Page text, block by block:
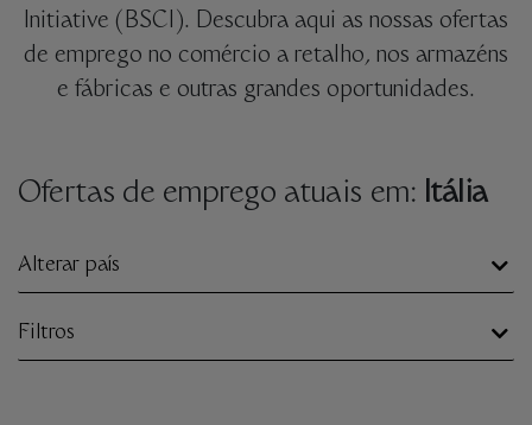
Initiative (BSCI). Descubra aqui as nossas ofertas
de emprego no comércio a retalho, nos armazéns
e fábricas e outras grandes oportunidades.
Ofertas de emprego atuais em: Itália
Alterar país
Filtros